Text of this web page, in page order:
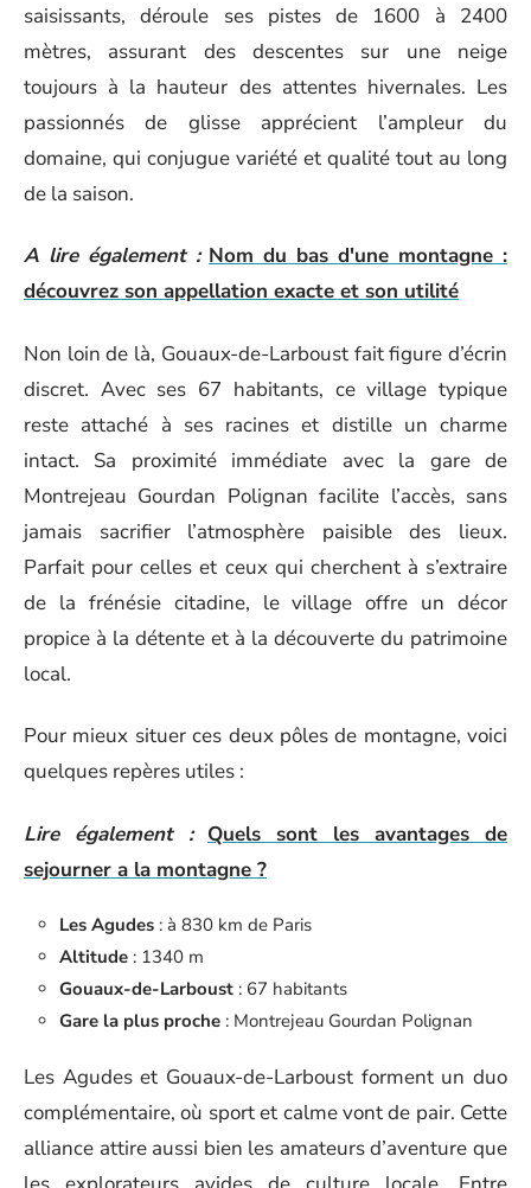
saisissants, déroule ses pistes de 1600 à 2400
mètres, assurant des descentes sur une neige
toujours à la hauteur des attentes hivernales. Les
passionnés de glisse apprécient l’ampleur du
domaine, qui conjugue variété et qualité tout au long
de la saison.
A lire également : Nom du bas d'une montagne :
découvrez son appellation exacte et son utilité
Non loin de là, Gouaux-de-Larboust fait figure d’écrin
discret. Avec ses 67 habitants, ce village typique
reste attaché à ses racines et distille un charme
intact. Sa proximité immédiate avec la gare de
Montrejeau Gourdan Polignan facilite l’accès, sans
jamais sacrifier l’atmosphère paisible des lieux.
Parfait pour celles et ceux qui cherchent à s’extraire
de la frénésie citadine, le village offre un décor
propice à la détente et à la découverte du patrimoine
local.
Pour mieux situer ces deux pôles de montagne, voici
quelques repères utiles :
Lire également : Quels sont les avantages de
sejourner a la montagne ?
Les Agudes : à 830 km de Paris
Altitude : 1340 m
Gouaux-de-Larboust : 67 habitants
Gare la plus proche : Montrejeau Gourdan Polignan
Les Agudes et Gouaux-de-Larboust forment un duo
complémentaire, où sport et calme vont de pair. Cette
alliance attire aussi bien les amateurs d’aventure que